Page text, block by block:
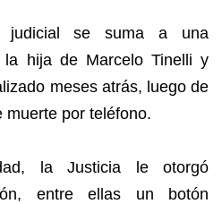
judicial se suma a una
la hija de Marcelo Tinelli y
meses atrás, luego de
muerte por teléfono.
la Justicia le otorgó
entre ellas un botón